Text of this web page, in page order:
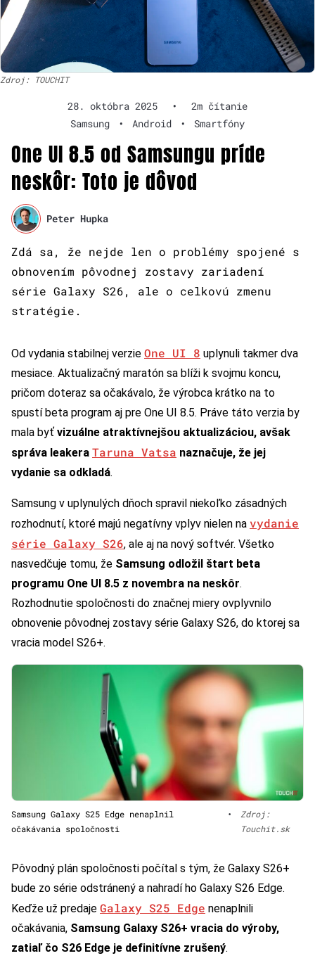
Zdroj: TOUCHIT
28. októbra 2025 •
2m čítanie
Samsung
• Android • Smartfóny
One UI 8.5 od Samsungu príde
neskôr: Toto je dôvod
Peter Hupka
Zdá sa, že nejde len o problémy spojené s
obnovením pôvodnej zostavy zariadení
série Galaxy S26, ale o celkovú zmenu
stratégie.
Od vydania stabilnej verzie One UI 8 uplynuli takmer dva
mesiace. Aktualizačný maratón sa blíži k svojmu koncu,
pričom doteraz sa očakávalo, že výrobca krátko na to
spustí beta program aj pre One UI 8.5. Práve táto verzia by
mala byť vizuálne atraktívnejšou aktualizáciou, avšak
správa leakera Taruna Vatsa naznačuje, že jej
vydanie sa odkladá.
Samsung v uplynulých dňoch spravil niekoľko zásadných
rozhodnutí, ktoré majú negatívny vplyv nielen na vydanie
série Galaxy S26, ale aj na nový softvér. Všetko
nasvedčuje tomu, že Samsung odložil štart beta
programu One UI 8.5 z novembra na neskôr.
Rozhodnutie spoločnosti do značnej miery ovplyvnilo
obnovenie pôvodnej zostavy série Galaxy S26, do ktorej sa
vracia model S26+.
Samsung Galaxy S25 Edge nenaplnil
očakávania spoločnosti
•
Zdroj:
Touchit.sk
Pôvodný plán spoločnosti počítal s tým, že Galaxy S26+
bude zo série odstránený a nahradí ho Galaxy S26 Edge.
Keďže už predaje Galaxy S25 Edge nenaplnili
očakávania, Samsung Galaxy S26+ vracia do výroby,
zatiaľ čo S26 Edge je definitívne zrušený.